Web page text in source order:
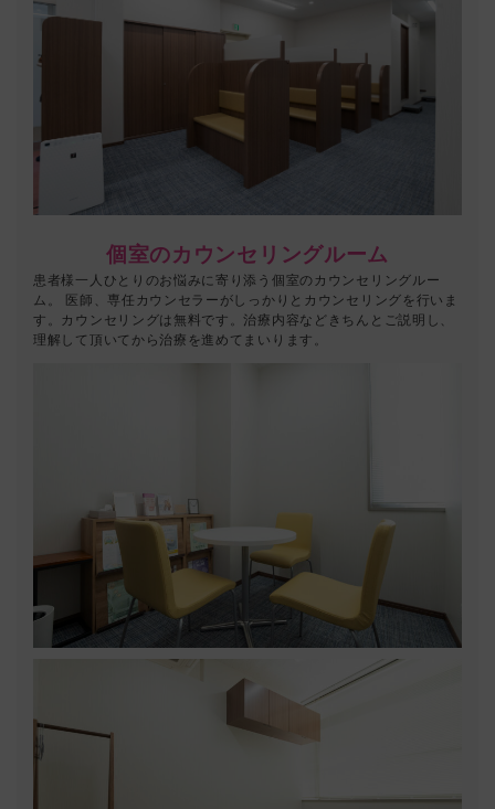
個室のカウンセリングルーム
患者様一人ひとりのお悩みに寄り添う個室のカウンセリングルー
ム。 医師、専任カウンセラーがしっかりとカウンセリングを行いま
す。カウンセリングは無料です。治療内容などきちんとご説明し、
理解して頂いてから治療を進めてまいります。